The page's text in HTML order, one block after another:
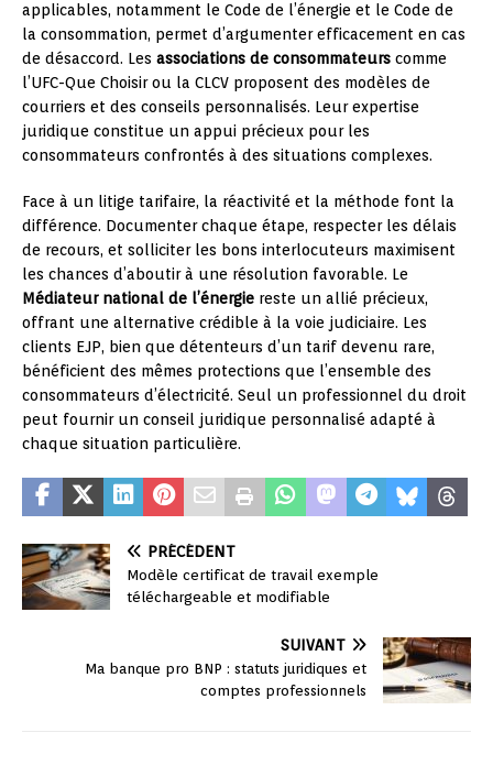
applicables, notamment le Code de l’énergie et le Code de
la consommation, permet d’argumenter efficacement en cas
de désaccord. Les associations de consommateurs comme
l’UFC-Que Choisir ou la CLCV proposent des modèles de
courriers et des conseils personnalisés. Leur expertise
juridique constitue un appui précieux pour les
consommateurs confrontés à des situations complexes.
Face à un litige tarifaire, la réactivité et la méthode font la
différence. Documenter chaque étape, respecter les délais
de recours, et solliciter les bons interlocuteurs maximisent
les chances d’aboutir à une résolution favorable. Le
Médiateur national de l’énergie reste un allié précieux,
offrant une alternative crédible à la voie judiciaire. Les
clients EJP, bien que détenteurs d’un tarif devenu rare,
bénéficient des mêmes protections que l’ensemble des
consommateurs d’électricité. Seul un professionnel du droit
peut fournir un conseil juridique personnalisé adapté à
chaque situation particulière.
PRÉCÉDENT
Modèle certificat de travail exemple
téléchargeable et modifiable
SUIVANT
Ma banque pro BNP : statuts juridiques et
comptes professionnels